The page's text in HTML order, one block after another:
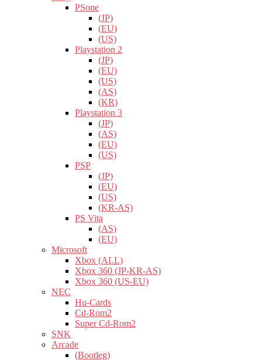
PSone
(JP)
(EU)
(US)
Playstation 2
(JP)
(EU)
(US)
(AS)
(KR)
Playstation 3
(JP)
(AS)
(EU)
(US)
PSP
(JP)
(EU)
(US)
(KR-AS)
PS Vita
(AS)
(EU)
Microsoft
Xbox (ALL)
Xbox 360 (JP-KR-AS)
Xbox 360 (US-EU)
NEC
Hu-Cards
Cd-Rom2
Super Cd-Rom2
SNK
Arcade
(Bootleg)